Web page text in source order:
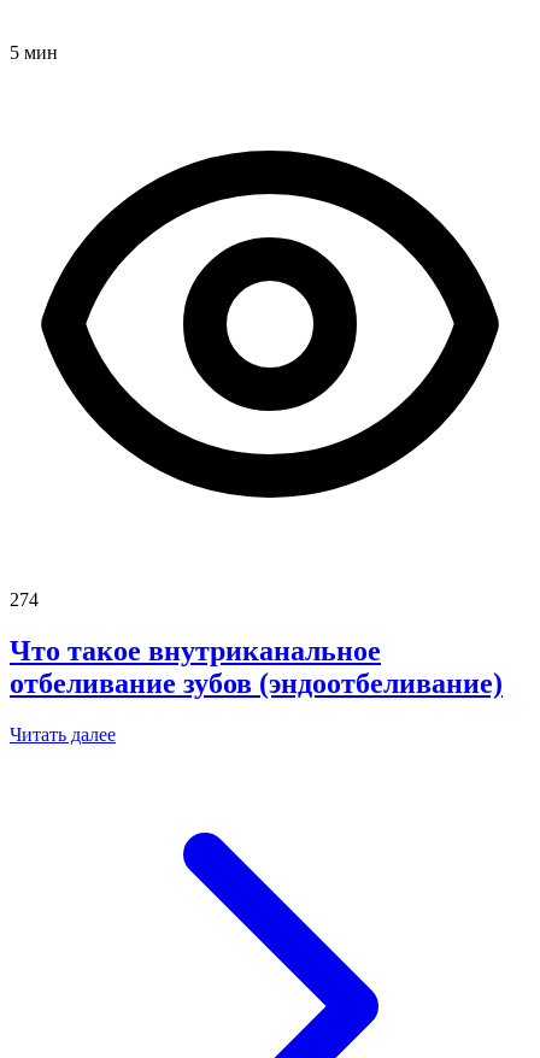
5 мин
274
Что такое внутриканальное
отбеливание зубов (эндоотбеливание)
Читать далее